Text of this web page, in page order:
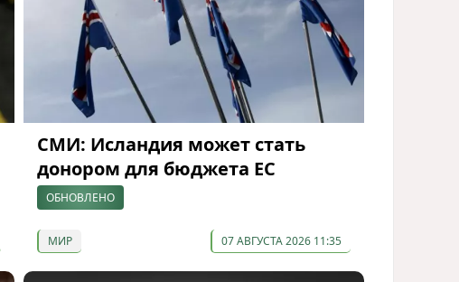
СМИ: Исландия может стать
донором для бюджета ЕС
ОБНОВЛЕНО
МИР 07 АВГУСТА 2026 11:35